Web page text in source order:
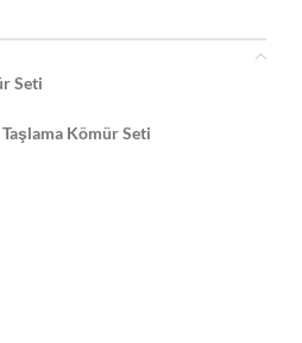
Seti
Kömür Seti